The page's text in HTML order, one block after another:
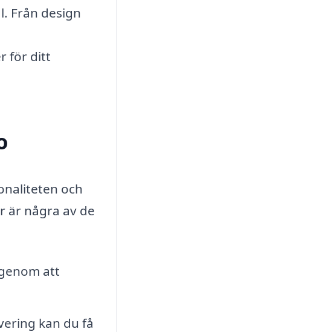
Från design
för ditt
och
är några av de
att
kan du få